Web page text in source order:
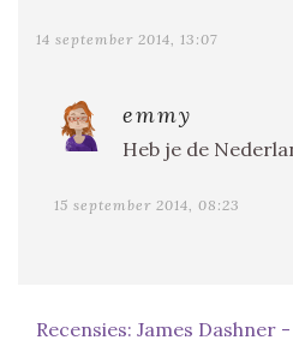
14 september 2014, 13:07
emmy
Heb je de
15 september 2014, 08:23
Recensies: James